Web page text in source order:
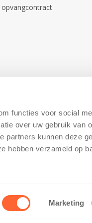
functies voor social
over uw gebruik van
partners kunnen deze
hebben verzameld op
Marketing
opvangcontract